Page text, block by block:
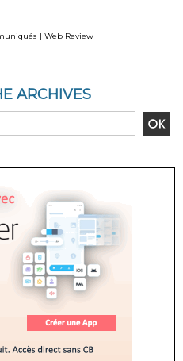
| Web Review
ARCHIVES